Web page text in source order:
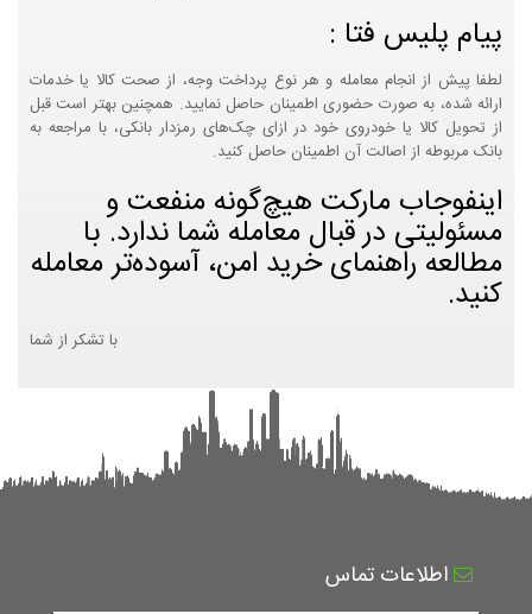
پیام پلیس فتا :
لطفا پیش از انجام معامله و هر نوع پرداخت وجه، از صحت کالا یا خدمات
ارائه شده، به صورت حضوری اطمینان حاصل نمایید. همچنین بهتر است قبل
از تحویل کالا یا خودروی خود در ازای چک‌های رمزدار بانکی، با مراجعه به
بانک مربوطه از اصالت آن اطمینان حاصل کنید.
اینفوجاب مارکت هیچ‌گونه منفعت و
مسئولیتی در قبال معامله شما ندارد. با
مطالعه راهنمای خرید امن، آسوده‌تر معامله
کنید.
با تشکر از شما
اطلاعات تماس